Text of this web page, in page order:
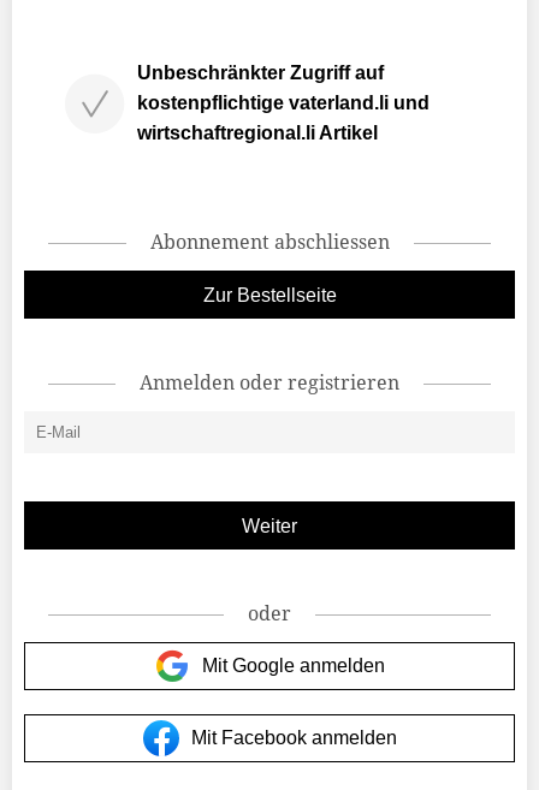
Unbeschränkter Zugriff auf
kostenpflichtige vaterland.li und
wirtschaftregional.li Artikel
Abonnement abschliessen
Zur Bestellseite
Anmelden oder registrieren
oder
Mit Google anmelden
Mit Facebook anmelden